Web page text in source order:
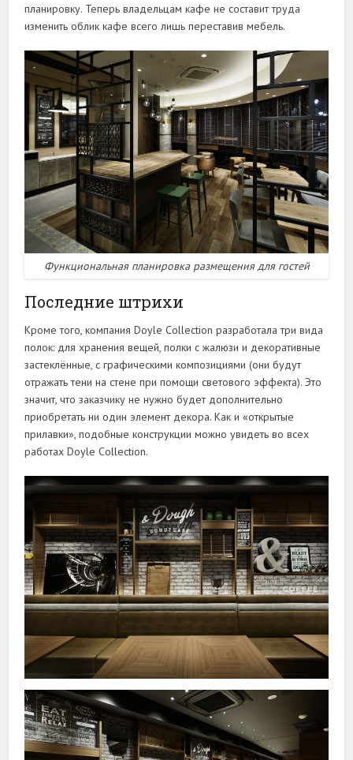
планировку. Теперь владельцам кафе не составит труда
изменить облик кафе всего лишь переставив мебель.
Функциональная планировка размещения для гостей
Последние штрихи
Кроме того, компания Doyle Collection разработала три вида
полок: для хранения вещей, полки с жалюзи и декоративные
застеклённые, с графическими композициями (они будут
отражать тени на стене при помощи светового эффекта). Это
значит, что заказчику не нужно будет дополнительно
приобретать ни один элемент декора. Как и «открытые
прилавки», подобные конструкции можно увидеть во всех
работах Doyle Collection.